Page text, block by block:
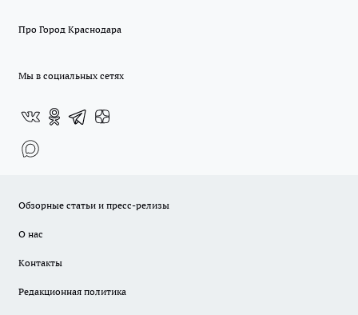
Про Город Краснодара
Мы в социальных сетях
Обзорные статьи и пресс-релизы
О нас
Контакты
Редакционная политика